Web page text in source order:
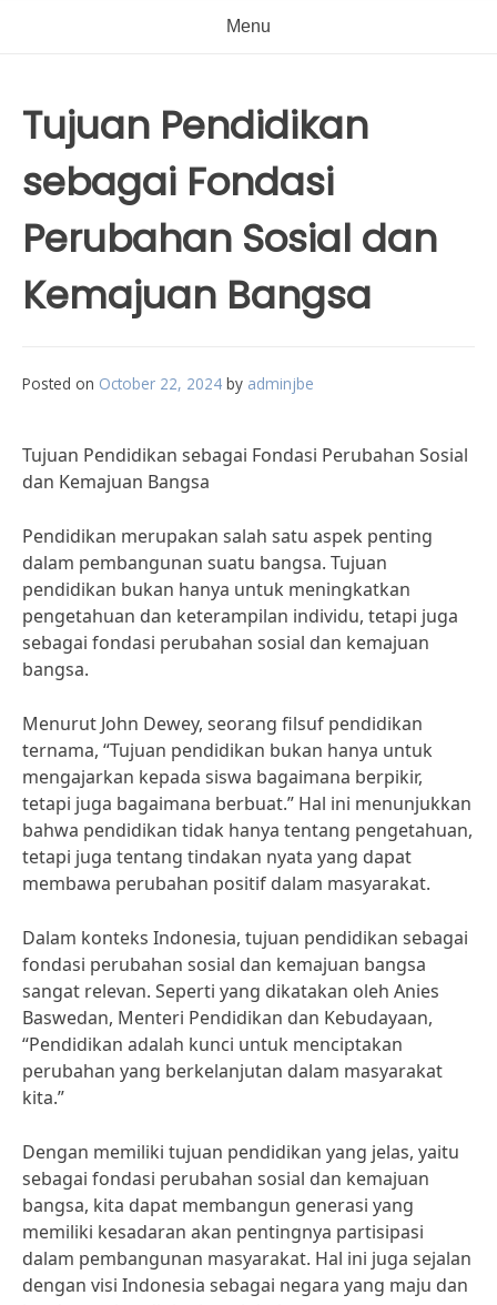
Menu
Tujuan Pendidikan
sebagai Fondasi
Perubahan Sosial dan
Kemajuan Bangsa
Posted on October 22, 2024 by adminjbe
Tujuan Pendidikan sebagai Fondasi Perubahan Sosial
dan Kemajuan Bangsa
Pendidikan merupakan salah satu aspek penting
dalam pembangunan suatu bangsa. Tujuan
pendidikan bukan hanya untuk meningkatkan
pengetahuan dan keterampilan individu, tetapi juga
sebagai fondasi perubahan sosial dan kemajuan
bangsa.
Menurut John Dewey, seorang filsuf pendidikan
ternama, “Tujuan pendidikan bukan hanya untuk
mengajarkan kepada siswa bagaimana berpikir,
tetapi juga bagaimana berbuat.” Hal ini menunjukkan
bahwa pendidikan tidak hanya tentang pengetahuan,
tetapi juga tentang tindakan nyata yang dapat
membawa perubahan positif dalam masyarakat.
Dalam konteks Indonesia, tujuan pendidikan sebagai
fondasi perubahan sosial dan kemajuan bangsa
sangat relevan. Seperti yang dikatakan oleh Anies
Baswedan, Menteri Pendidikan dan Kebudayaan,
“Pendidikan adalah kunci untuk menciptakan
perubahan yang berkelanjutan dalam masyarakat
kita.”
Dengan memiliki tujuan pendidikan yang jelas, yaitu
sebagai fondasi perubahan sosial dan kemajuan
bangsa, kita dapat membangun generasi yang
memiliki kesadaran akan pentingnya partisipasi
dalam pembangunan masyarakat. Hal ini juga sejalan
dengan visi Indonesia sebagai negara yang maju dan